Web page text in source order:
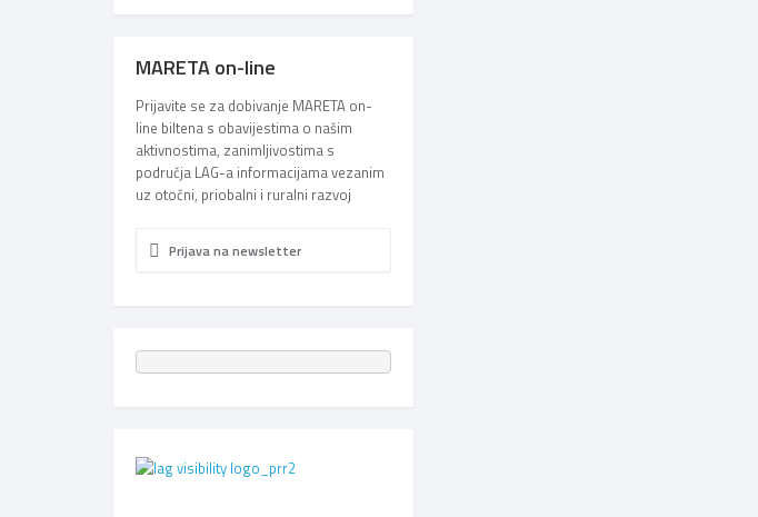
MARETA on-line
Prijavite se za dobivanje MARETA on-
line biltena s obavijestima o našim
aktivnostima, zanimljivostima s
područja LAG-a informacijama vezanim
uz otočni, priobalni i ruralni razvoj
Prijava na newsletter